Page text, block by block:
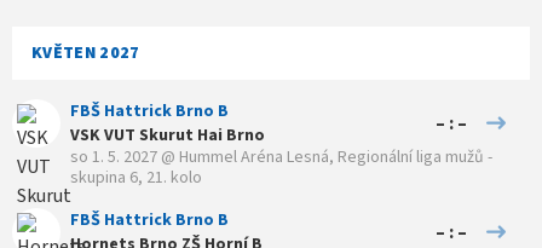
KVĚTEN 2027
FBŠ Hattrick Brno B
VSK VUT Skurut Hai Brno
– : –
so 1. 5. 2027 @ Hummel Aréna Lesná, Regionální liga mužů -
skupina 6, 21. kolo
FBŠ Hattrick Brno B
– : –